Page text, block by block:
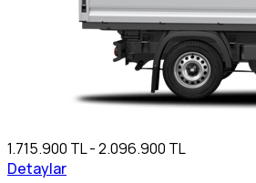
1.715.900 TL - 2.096.900 TL
Detaylar